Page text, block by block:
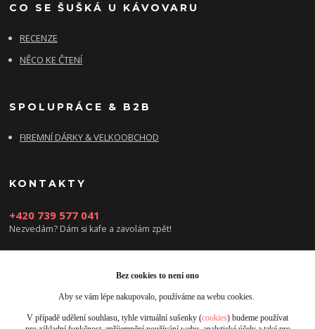
CO SE ŠUŠKÁ U KÁVOVARU
RECENZE
NĚCO KE ČTENÍ
SPOLUPRÁCE & B2B
FIREMNÍ DÁRKY & VELKOOBCHOD
KONTAKTY
+420 739 577 041
Nezvedám? Dám si kafe a zavolám zpět!
info@damsikafe.cz
Bez cookies to není ono
Aby se vám lépe nakupovalo, používáme na webu cookies.
V případě udělení souhlasu, tyhle virtuální sušenky (cookies) budeme používat